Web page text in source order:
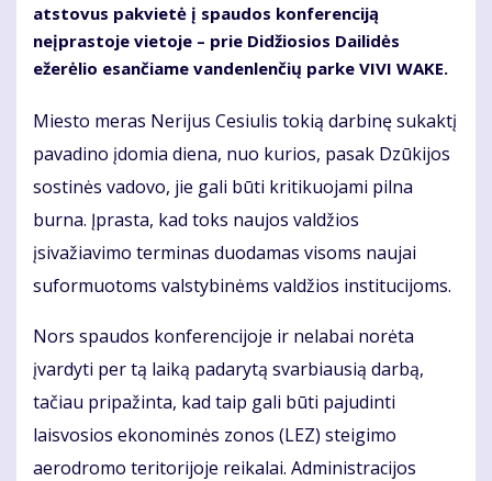
atstovus pakvietė į spaudos konferenciją
neįprastoje vietoje – prie Didžiosios Dailidės
ežerėlio esančiame vandenlenčių parke VIVI WAKE.
Miesto meras Nerijus Cesiulis tokią darbinę sukaktį
pavadino įdomia diena, nuo kurios, pasak Dzūkijos
sostinės vadovo, jie gali būti kritikuojami pilna
burna. Įprasta, kad toks naujos valdžios
įsivažiavimo terminas duodamas visoms naujai
suformuotoms valstybinėms valdžios institucijoms.
Nors spaudos konferencijoje ir nelabai norėta
įvardyti per tą laiką padarytą svarbiausią darbą,
tačiau pripažinta, kad taip gali būti pajudinti
laisvosios ekonominės zonos (LEZ) steigimo
aerodromo teritorijoje reikalai. Administracijos